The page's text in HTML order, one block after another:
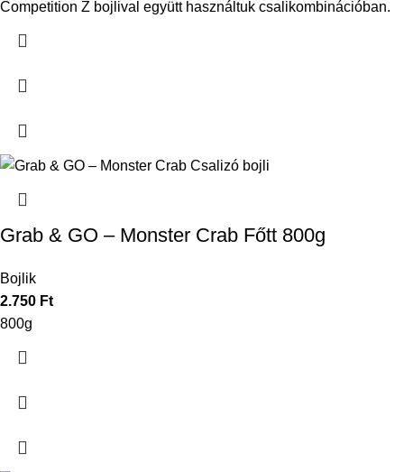
Competition Z bojlival együtt használtuk csalikombinációban.
Grab & GO – Monster Crab Főtt 800g
Bojlik
2.750 Ft
800g